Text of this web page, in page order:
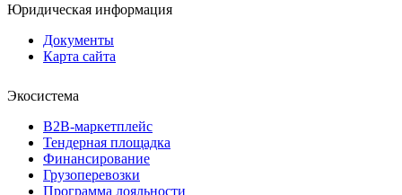
Юридическая информация
Документы
Карта сайта
Экосистема
B2B‑маркетплейс
Тендерная площадка
Финансирование
Грузоперевозки
Программа лояльности